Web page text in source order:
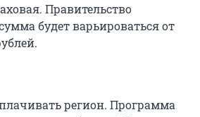
Правительство
будет варьироваться от
регион. Программа